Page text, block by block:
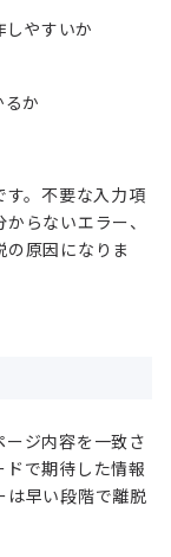
やすいか
か
す。不要な入力項
らないエラー、
原因になりま
ジ内容を一致さ
で期待した情報
は早い段階で離脱